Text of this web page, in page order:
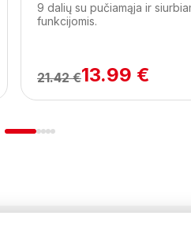
9 dalių su pučiamąja ir
funkcijomis.
21.42 €13.99 €
1 2345